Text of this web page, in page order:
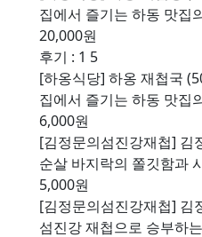
집에서 즐기는 하동 맛집
20,000원
후기 : 1 5
[하옹식당] 하옹 재첩국
집에서 즐기는 하동 맛집
6,000원
[김정문의섬진강재첩] 김
순살 바지락의 쫄깃함과
5,000원
[김정문의섬진강재첩] 김
섬진강 재첩으로 승부하